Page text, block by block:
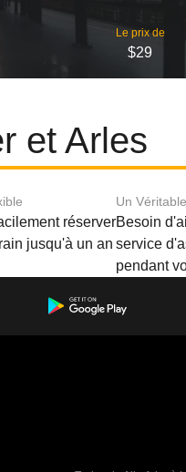
Le prix de
$29
et Arles
réserver
jusqu'à un an
Un
Besoin
service
pendant